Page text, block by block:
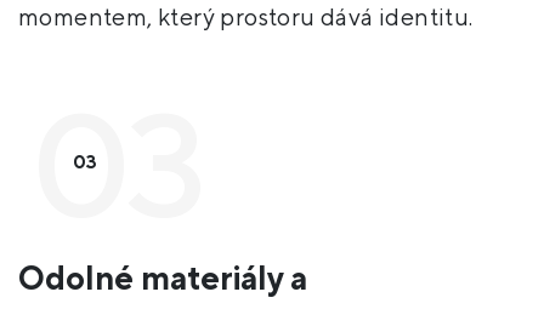
momentem, který prostoru dává identitu.
03
Odolné materiály a